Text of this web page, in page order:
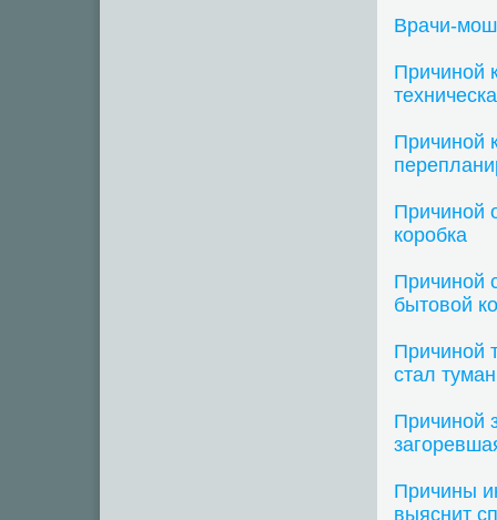
Врачи-
Причиной
Причиной
Причиной
коробка
Причиной
бытовой
Причиной
стал туман
Причиной
Причины
выяснит